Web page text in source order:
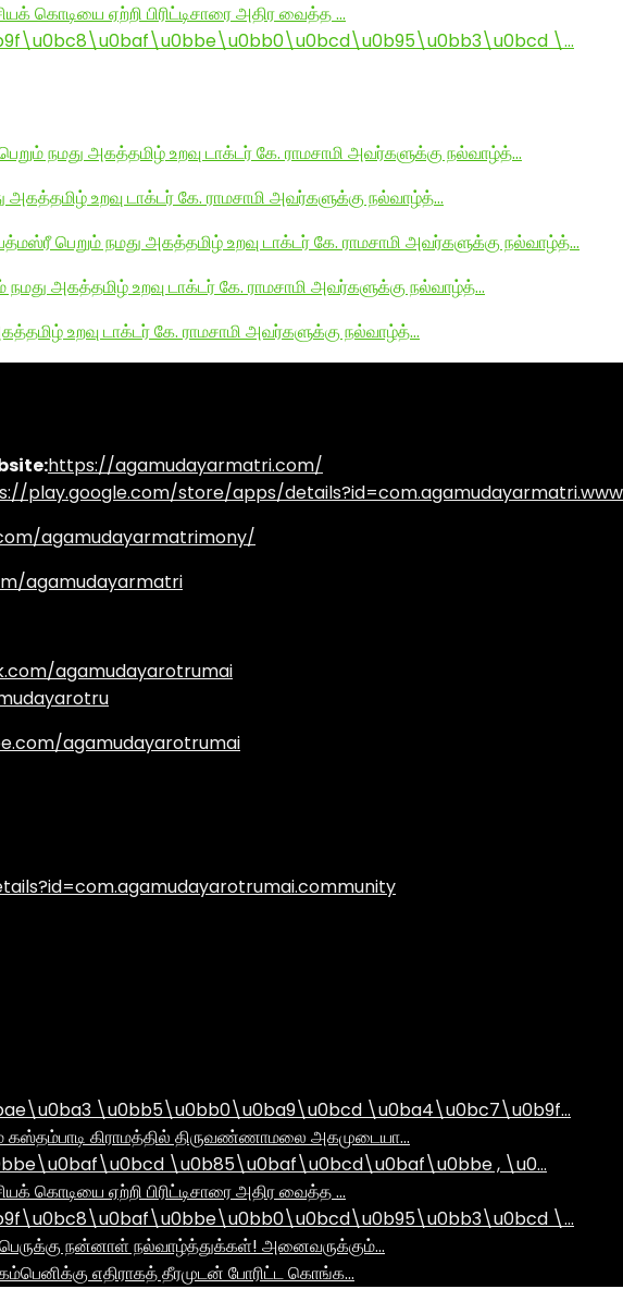
கொடியை ஏற்றி பிரிட்டிசாரை அதிர வைத்த …
\…
நமது அகத்தமிழ் உறவு டாக்டர் கே. ராமசாமி அவர்களுக்கு நல்வாழ்த்…
அகத்தமிழ் உறவு டாக்டர் கே. ராமசாமி அவர்களுக்கு நல்வாழ்த்…
பெறும் நமது அகத்தமிழ் உறவு டாக்டர் கே. ராமசாமி அவர்களுக்கு நல்வாழ்த்…
நமது அகத்தமிழ் உறவு டாக்டர் கே. ராமசாமி அவர்களுக்கு நல்வாழ்த்…
உறவு டாக்டர் கே. ராமசாமி அவர்களுக்கு நல்வாழ்த்…
https://agamudayarmatri.com/
play.google.com/store/apps/details?id=com.agamudayarmatri.www
agamudayarmatrimony/
agamudayarmatri
agamudayarotrumai
agamudayarotrumai
\u0bb5\u0bb0\u0ba9\u0bcd \u0ba4\u0bc7\u0b9f…
கிராமத்தில் திருவண்ணாமலை அகமுடையா…
\u0b85\u0baf\u0bcd\u0baf\u0bbe , \u0…
கொடியை ஏற்றி பிரிட்டிசாரை அதிர வைத்த …
\…
நன்னாள் நல்வாழ்த்துக்கள்! அனைவருக்கும்…
எதிராகத் தீரமுடன் போரிட்ட கொங்க…